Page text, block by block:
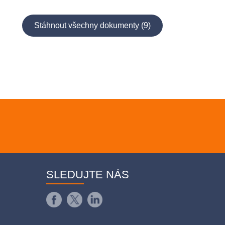
Stáhnout všechny dokumenty (9)
SLEDUJTE NÁS